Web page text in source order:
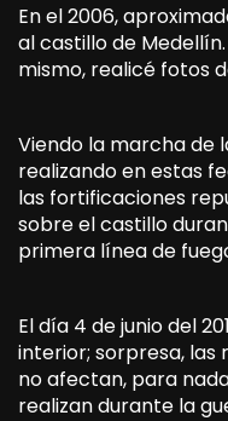
En el 2006,
al castillo de
mismo, realicé fotos
Viendo la marcha de
realizando en estas
las fortificaciones
sobre el castillo
primera línea de
El día 4 de junio del
interior; sorpresa, las
no afectan, para
realizan durante la